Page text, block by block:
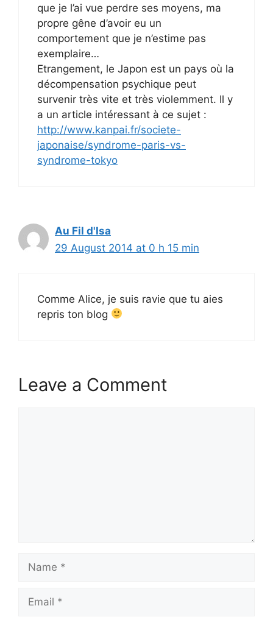
que je l’ai vue perdre ses moyens, ma
propre gêne d’avoir eu un
comportement que je n’estime pas
exemplaire…
Etrangement, le Japon est un pays où la
décompensation psychique peut
survenir très vite et très violemment. Il y
a un article intéressant à ce sujet :
http://www.kanpai.fr/societe-
japonaise/syndrome-paris-vs-
syndrome-tokyo
Au Fil d'Isa
29 August 2014 at 0 h 15 min
Comme Alice, je suis ravie que tu aies
repris ton blog
Leave a Comment
Name
Email